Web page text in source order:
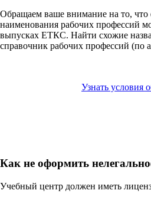
Обращаем ваше внимание на то, что
наименования рабочих профессий
выпусках ЕТКС. Найти схожие
справочник рабочих профессий (по
Узнать условия
Как не оформить
Учебный центр должен иметь